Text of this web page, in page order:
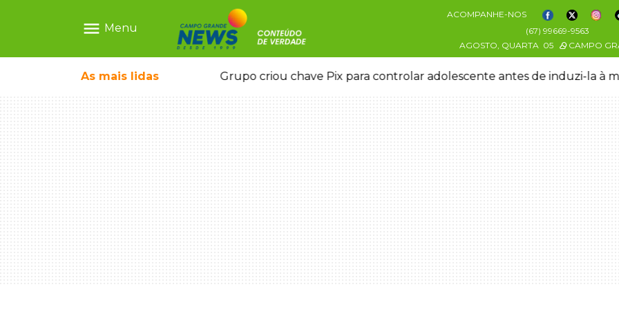
menu Menu
ACOMPANHE-NOS
(67) 99669-9563
AGOSTO, QUARTA 05 CAMPO
As mais lidas
deixou 4 mortos e 8 feridos Grupo criou chave Pix para controlar adolescente antes de induzi-la à